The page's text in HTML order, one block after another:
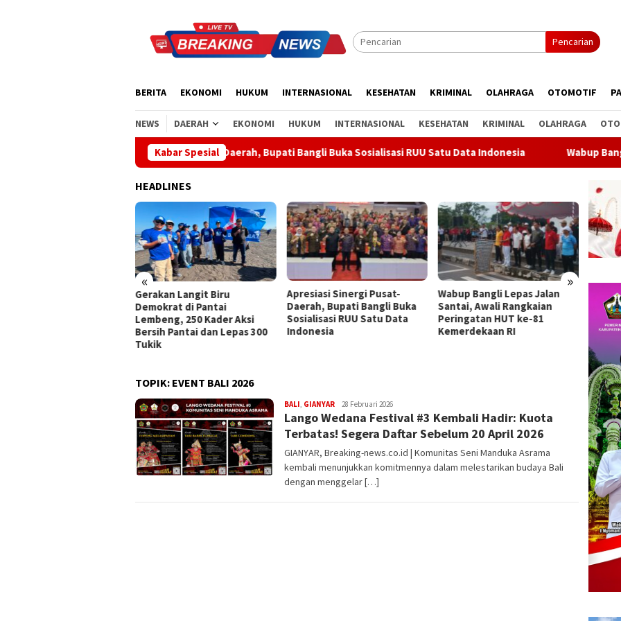
Pencarian
BERITA EKONOMI HUKUM INTERNASIONAL KESEHATAN KRIMINAL OLAHRAGA OTOMOTIF
NEWS DAERAH EKONOMI HUKUM INTERNASIONAL KESEHATAN KRIMINAL OLAHRAGA
Kabar Spesial
Apresiasi Sinergi Pusat-Daerah, Bupati Bangli Buka Sosialisasi RUU Satu Data Indonesia Wabup Bangli Lepas Jalan
HEADLINES
« »
Apresiasi Sinergi Pusat-
Daerah, Bupati Bangli Buka
Sosialisasi RUU Satu Data
Indonesia
Wabup Bangli Lepas Jalan
Santai, Awali Rangkaian
Peringatan HUT ke-81
Kemerdekaan RI
Soal Parkir Mobil di Bypass
Dharma Giri di Gianyar, Nihil
Pengawasan
TOPIK: EVENT BALI 2026
BALI, GIANYAR admin
28 Februari 2026
Lango Wedana Festival #3 Kembali Hadir: Kuota
Terbatas! Segera Daftar Sebelum 20 April 2026
GIANYAR, Breaking-news.co.id | Komunitas Seni Manduka Asrama
kembali menunjukkan komitmennya dalam melestarikan budaya Bali
dengan menggelar […]